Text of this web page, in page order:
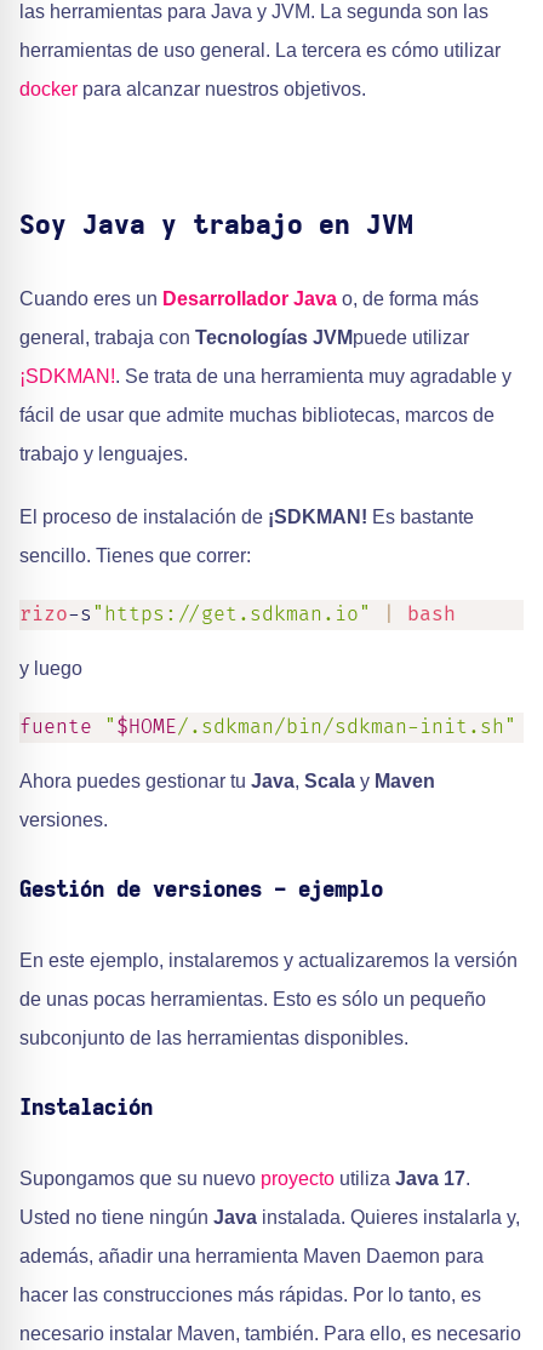
las herramientas para Java y JVM. La segunda son las
herramientas de uso general. La tercera es cómo utilizar
docker para alcanzar nuestros objetivos.
Soy Java y trabajo en JVM
Cuando eres un Desarrollador Java o, de forma más
general, trabaja con Tecnologías JVMpuede utilizar
¡SDKMAN!. Se trata de una herramienta muy agradable y
fácil de usar que admite muchas bibliotecas, marcos de
trabajo y lenguajes.
El proceso de instalación de ¡SDKMAN! Es bastante
sencillo. Tienes que correr:
rizo-s "https://get.sdkman.io" bash
y luego
fuente " $HOME/.sdkman/bin/sdkman-init.sh"
Ahora puedes gestionar tu Java, Scala y Maven
versiones.
Gestión de versiones - ejemplo
En este ejemplo, instalaremos y actualizaremos la versión
de unas pocas herramientas. Esto es sólo un pequeño
subconjunto de las herramientas disponibles.
Instalación
Supongamos que su nuevo proyecto utiliza Java 17.
Usted no tiene ningún Java instalada. Quieres instalarla y,
además, añadir una herramienta Maven Daemon para
hacer las construcciones más rápidas. Por lo tanto, es
necesario instalar Maven, también. Para ello, es necesario